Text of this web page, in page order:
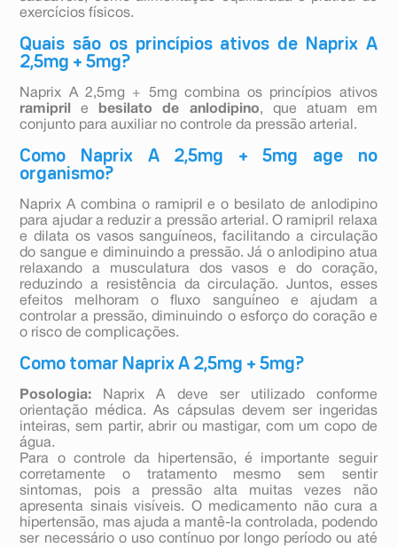
exercícios físicos.
Quais são os princípios ativos de Naprix A
2,5mg + 5mg?
Naprix A 2,5mg + 5mg combina os princípios ativos
ramiprile besilato de anlodipino, que atuam em
conjunto para auxiliar no controle da pressão arterial.
Como Naprix A 2,5mg + 5mg age no
organismo?
Naprix A combina o ramipril e o besilato de anlodipino
para ajudar a reduzir a pressão arterial. O ramipril relaxa
e dilata os vasos sanguíneos, facilitando a circulação
do sangue e diminuindo a pressão. Já o anlodipino atua
relaxando a musculatura dos vasos e do coração,
reduzindo a resistência da circulação. Juntos, esses
efeitos melhoram o fluxo sanguíneo e ajudam a
controlar a pressão, diminuindo o esforço do coração e
o risco de complicações.
Como tomar Naprix A 2,5mg + 5mg?
Posologia:
Naprix A deve ser utilizado conforme
orientação médica. As cápsulas devem ser ingeridas
inteiras, sem partir, abrir ou mastigar, com um copo de
água.
Para o controle da hipertensão, é importante seguir
corretamente o tratamento mesmo sem sentir
sintomas, pois a pressão alta muitas vezes não
apresenta sinais visíveis. O medicamento não cura a
hipertensão, mas ajuda a mantê-la controlada, podendo
ser necessário o uso contínuo por longo período ou até